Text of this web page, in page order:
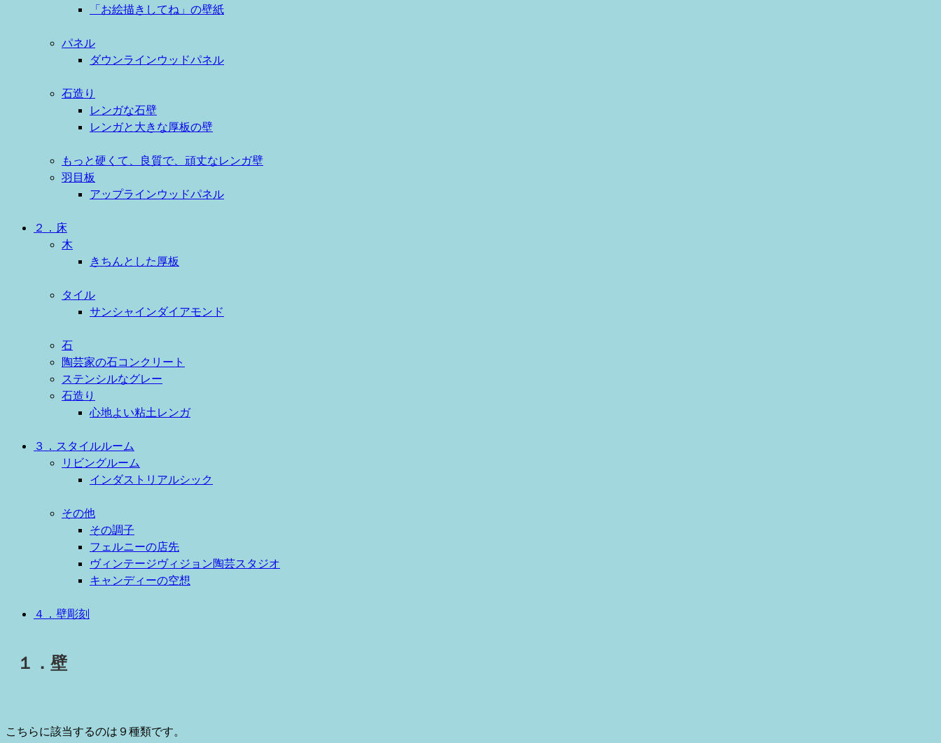
「お絵描きしてね」の壁紙
パネル
ダウンラインウッドパネル
石造り
レンガな石壁
レンガと大きな厚板の壁
もっと硬くて、良質で、頑丈なレンガ壁
羽目板
アップラインウッドパネル
２．床
木
きちんとした厚板
タイル
サンシャインダイアモンド
石
陶芸家の石コンクリート
ステンシルなグレー
石造り
心地よい粘土レンガ
３．スタイルルーム
リビングルーム
インダストリアルシック
その他
その調子
フェルニーの店先
ヴィンテージヴィジョン陶芸スタジオ
キャンディーの空想
４．壁彫刻
１．壁
こちらに該当するのは９種類です。